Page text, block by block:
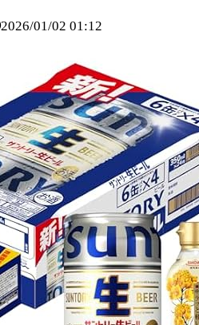
2026/01/02 01:12